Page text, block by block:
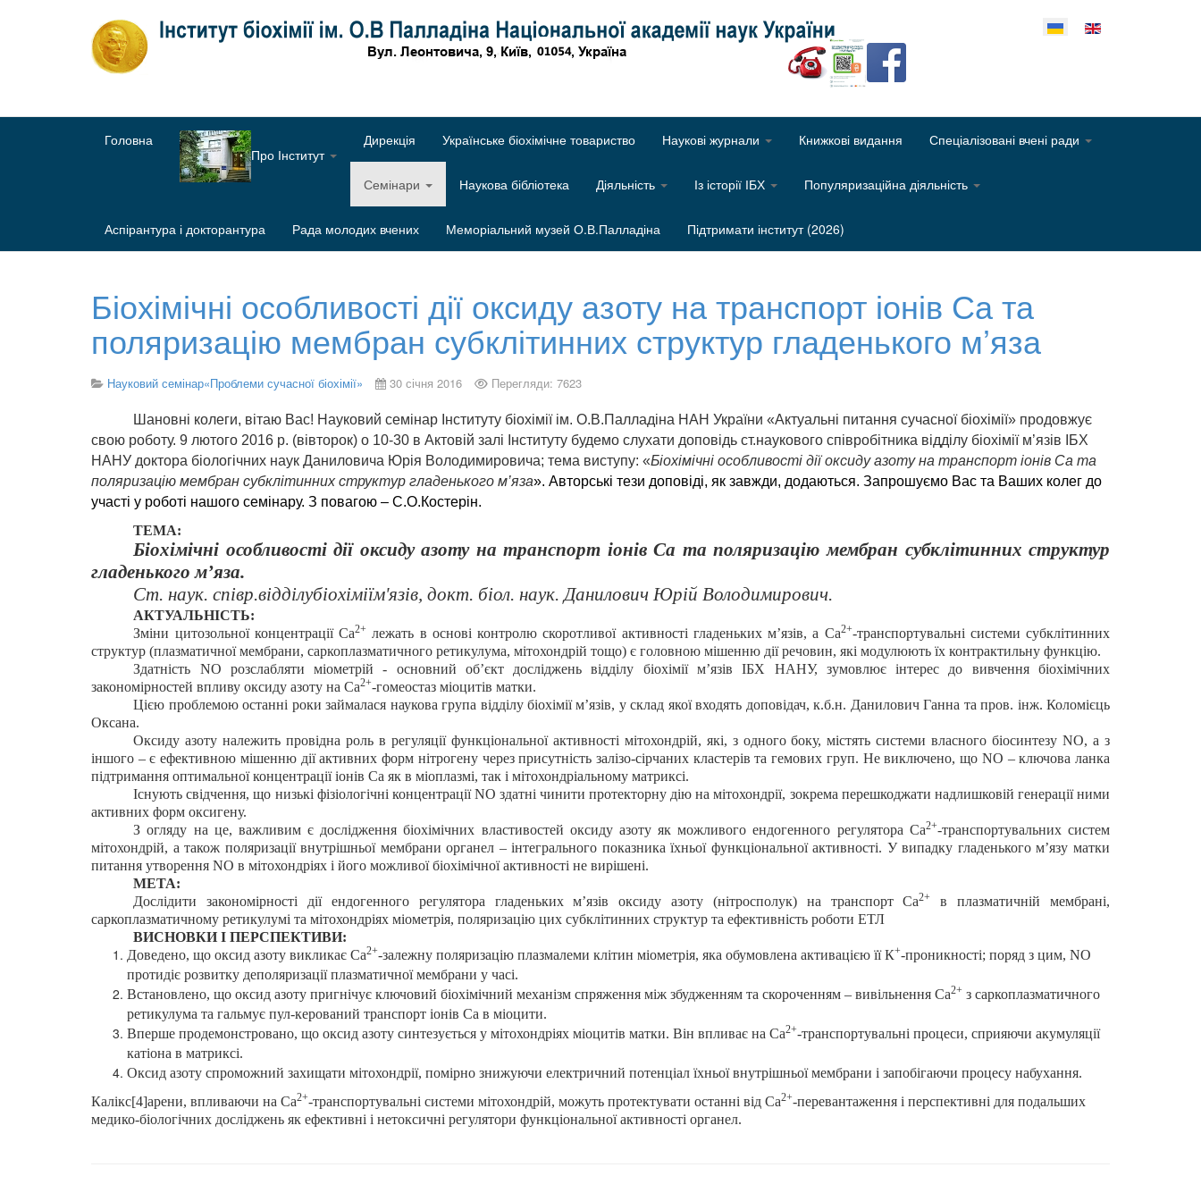
Оберіть свою мову
Головна
Про Інститут
Дирекція Українське біохімічне товариство Наукові журнали Книжкові видання Спеціалізовані вчені ради
Семінари Наукова бібліотека Діяльність Із історії ІБХ Популяризаційна діяльність
Аспірантура і докторантура Рада молодих вчених Меморіальний музей О.В.Палладіна Підтримати інститут (2026)
Біохімічні особливості дії оксиду азоту на транспорт іонів Са та
поляризацію мембран субклітинних структур гладенького м’яза
Науковий семінар«Проблеми сучасної біохімії» 30 січня 2016 Перегляди: 7623
Шановні колеги, вітаю Вас! Науковий семінар Інституту біохімії ім.О.В.Палладіна НАН України «Актуальні питання сучасної біохімії» продовжує
свою роботу. 9 лютого 2016 р. (вівторок) о 10-30 в Актовій залі Інституту будемо слухати доповідь ст.наукового співробітника відділу біохімії м’язів ІБХ
НАНУ доктора біологічних наук Даниловича Юрія Володимировича; тема виступу: «Біохімічні особливості дії оксиду азотуна транспорт іонів Са та
поляризацію мембран субклітинних структур гладенького м’яза». Авторські тези доповіді, як завжди, додаються. Запрошуємо Вас та Ваших колег до
участі у роботі нашого семінару. З повагою – С.О.Костерін.
ТЕМА:
Біохімічні особливостідії оксиду азоту на транспорт іонів Са та поляризацію мембран субклітинних структур
гладенького м’яза.
Ст.наук.співр.відділубіохіміїм'язів,докт. біол. наук. Данилович Юрій Володимирович.
АКТУАЛЬНІСТЬ:
Зміни цитозольної концентрації Са2+ лежать в основі контролю скоротливої активності гладеньких м’язів, а Са2+-транспортувальні системи субклітинних
структур (плазматичної мембрани, саркоплазматичного ретикулума, мітохондрій тощо) є головною мішенню дії речовин, які модулюють їх контрактильну функцію.
Здатність NO розслабляти міометрій - основний об’єкт досліджень відділу біохімії м’язів ІБХ НАНУ, зумовлює інтерес до вивчення біохімічних
закономірностей впливу оксиду азоту на Са2+-гомеостаз міоцитів матки.
Цією проблемою останні роки займалася наукова група відділу біохімії м’язів, у склад якої входять доповідач, к.б.н. Данилович Ганна та пров. інж. Коломієць
Оксана.
Оксиду азоту належить провідна роль в регуляції функціональної активності мітохондрій, які, з одного боку, містять системи власного біосинтезуNO, а з
іншого – є ефективною мішенню дії активних форм нітрогену через присутність залізо-сірчаних кластерів та гемових груп. Не виключено, що NO – ключова ланка
підтримання оптимальної концентрації іонів Са як в міоплазмі, так і мітохондріальному матриксі.
Існують свідчення, що низькі фізіологічні концентрації NO здатні чинити протекторну дію на мітохондрії, зокрема перешкоджати надлишковій генерації ними
активних форм оксигену.
З огляду на це, важливим є дослідження біохімічних властивостей оксиду азоту як можливого ендогенного регулятора Са2+-транспортувальних систем
мітохондрій, а також поляризації внутрішньої мембрани органел – інтегрального показника їхньої функціональної активності. У випадку гладенького м’язу матки
питання утворення NO в мітохондріях і його можливої біохімічної активності не вирішені.
МЕТА:
Дослідити закономірності дії ендогенного регулятора гладеньких м’язів оксиду азоту (нітросполук) на транспорт Са2+
в плазматичній мембрані,
саркоплазматичному ретикулумі та мітохондріях міометрія, поляризацію цих субклітинних структур та ефективність роботи ЕТЛ
ВИСНОВКИ І ПЕРСПЕКТИВИ:
Доведено, що оксид азоту викликає Са2+-залежну поляризацію плазмалеми клітин міометрія, яка обумовлена активацією її К+-проникності; поряд з цим, NO
протидіє розвитку деполяризації плазматичної мембрани у часі.
Встановлено, що оксид азоту пригнічує ключовий біохімічний механізм спряження між збудженням та скороченням – вивільнення Са2+ з саркоплазматичного
ретикулума та гальмує пул-керований транспорт іонів Са в міоцити.
Вперше продемонстровано, що оксид азоту синтезується у мітохондріях міоцитів матки. Він впливає на Са2+-транспортувальні процеси, сприяючи акумуляції
катіона в матриксі.
Оксид азоту спроможний захищати мітохондрії, помірно знижуючи електричний потенціал їхньої внутрішньої мембрани і запобігаючи процесу набухання.
Калікс[4]арени, впливаючи на Са2+-транспортувальні системи мітохондрій, можуть протектувати останні від Са2+-перевантаження і перспективні для подальших
медико-біологічних досліджень як ефективні і нетоксичні регулятори функціональної активності органел.